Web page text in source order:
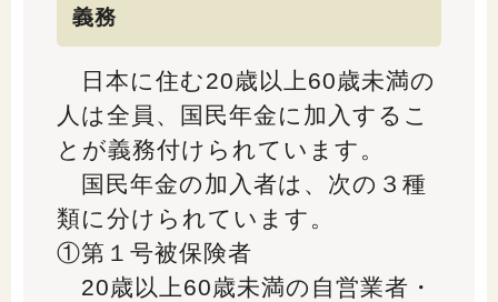
義務
日本に住む20歳以上60歳未満の
人は全員、国民年金に加入するこ
とが義務付けられています。
国民年金の加入者は、次の３種
類に分けられています。
①第１号被保険者
20歳以上60歳未満の自営業者・